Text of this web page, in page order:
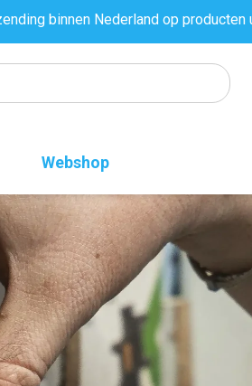
binnen Nederland op
Webshop